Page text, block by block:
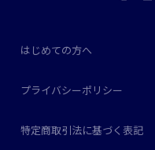
はじめての方へ
プライバシーポリシー
特定商取引法に基づく表記